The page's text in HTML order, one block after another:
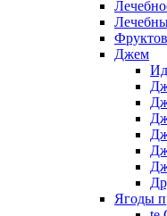
Джем
Ягоды